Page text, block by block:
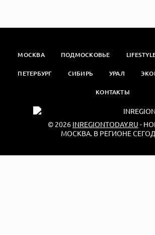
МОСКВА ПОДМОСКОВЬЕ
ПЕТЕРБУРГ СИБИРЬ УРАЛ
КОНТАКТЫ
© 2026 INREGIONTODAY.RU -
МОСКВА. В РЕГИОНЕ